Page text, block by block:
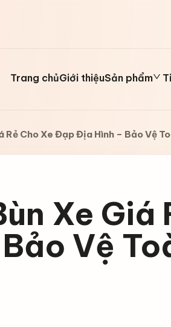
Trang chủGiới thiệuSản phẩm
Rẻ Cho Xe Đạp Địa Hình – Bảo Vệ
Xe
Vệ